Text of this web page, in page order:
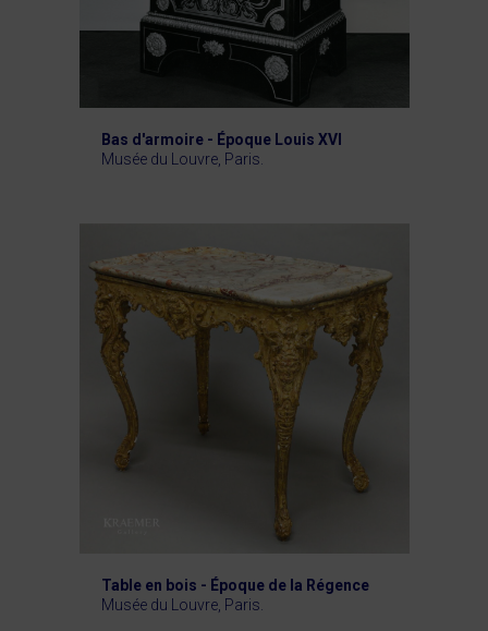
Bas d'armoire - Époque Louis XVI
Musée du Louvre, Paris.
Table en bois - Époque de la Régence
Musée du Louvre, Paris.